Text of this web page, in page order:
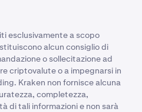
esclusivamente a scopo
alcun consiglio di
o sollecitazione ad
criptovalute o a impegnarsi in
Kraken non fornisce alcuna
completezza,
di tali informazioni e non sarà